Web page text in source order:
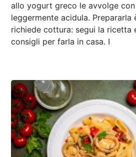
allo yogurt greco le avvolge
leggermente acidula. Prepararla
richiede cottura: segui la ricetta
consigli per farla in casa. I